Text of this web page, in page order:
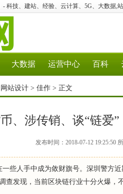
- 科技、建站、经验、云计算、5G、大数据,
大数据 运营中心 百科
网站设计 > 佳作 > 正文
、涉传销、谈“链爱
发布时间：2018-07-12 19:25:50
一些人手中成为敛财旗号。深圳警方
查发现，当前区块链行业十分火爆